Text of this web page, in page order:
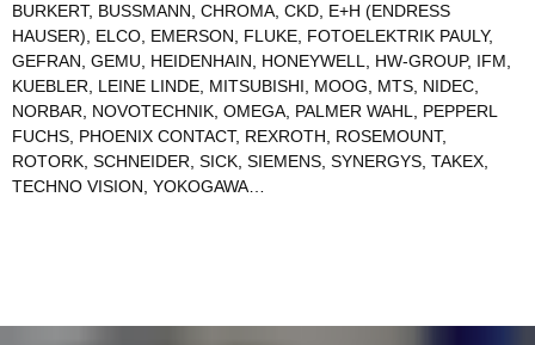
BURKERT, BUSSMANN CHROMA CKD E+H (ENDRESS
HAUSER)
ELCO EMERSON FLUKE FOTOELEKTRIK PAULY,
GEFRAN GEMU HEIDENHAIN HONEYWELL HW-GROUP, IFM
KUEBLER
LEINE LINDE MITSUBISHI MOOG MTS NIDEC
NORBAR
NOVOTECHNIK OMEGA PALMER WAHL
PEPPERL
FUCHS PHOENIX CONTACT, REXROTH ROSEMOUNT,
ROTORK SCHNEIDER SICK SIEMENS SYNERGYS TAKEX
TECHNO VISION YOKOGAWA